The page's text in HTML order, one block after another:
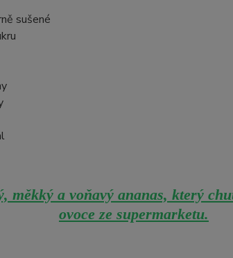
sušené
měkký a voňavý ananas, který
ovoce ze supermarketu.